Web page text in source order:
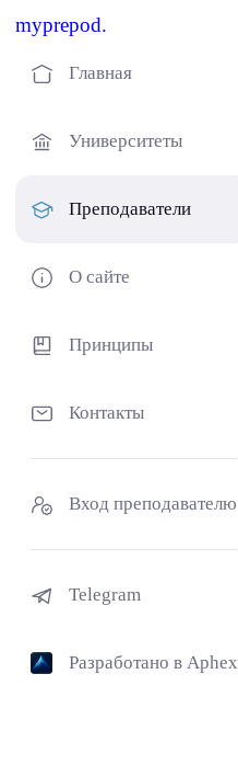
myprepod.
Главная
Университеты
Преподаватели
О сайте
Принципы
Контакты
Вход преподавателю
Telegram
Разработано в Aphex